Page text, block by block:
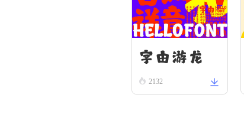
字由游龙
2132